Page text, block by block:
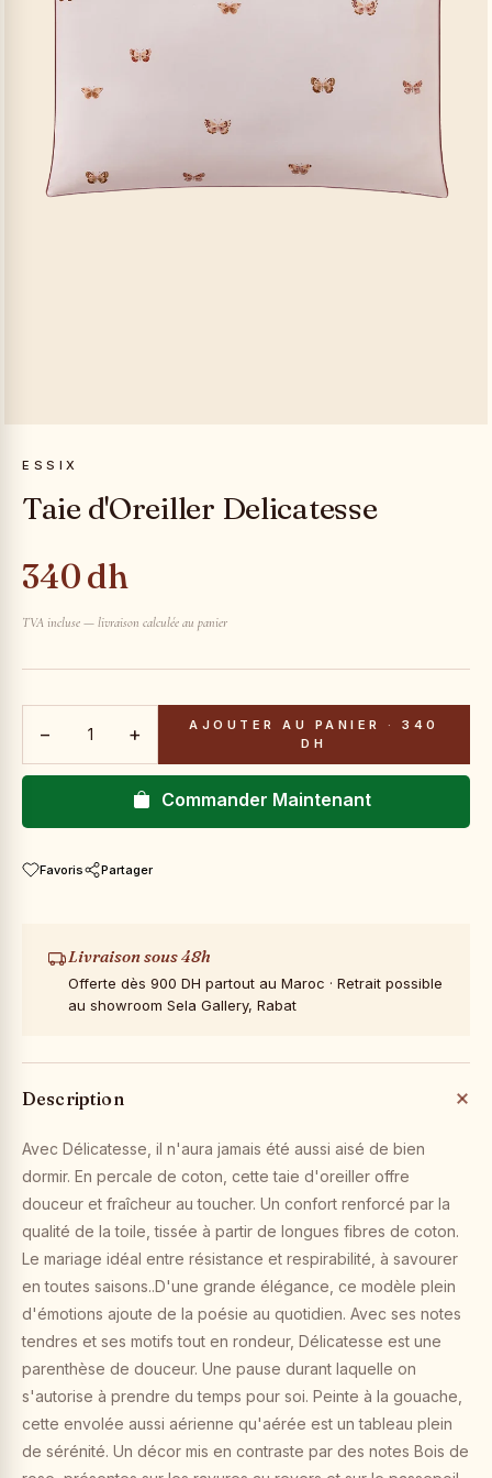
ESSIX
Taie d'Oreiller Delicatesse
340 dh
TVA incluse — livraison calculée au panier
− + AJOUTER AU PANIER ·
340
DH
Commander Maintenant
Favoris Partager
Livraison sous 48h
Offerte dès 900 DH partout au Maroc · Retrait possible
au showroom Sela Gallery, Rabat
Description
Avec Délicatesse, il n'aura jamais été aussi aisé de bien
dormir. En percale de coton, cette taie d'oreiller offre
douceur et fraîcheur au toucher. Un confort renforcé par la
qualité de la toile, tissée à partir de longues fibres de coton.
Le mariage idéal entre résistance et respirabilité, à savourer
en toutes saisons..D'une grande élégance, ce modèle plein
d'émotions ajoute de la poésie au quotidien. Avec ses notes
tendres et ses motifs tout en rondeur, Délicatesse est une
parenthèse de douceur. Une pause durant laquelle on
s'autorise à prendre du temps pour soi. Peinte à la gouache,
cette envolée aussi aérienne qu'aérée est un tableau plein
de sérénité. Un décor mis en contraste par des notes Bois de